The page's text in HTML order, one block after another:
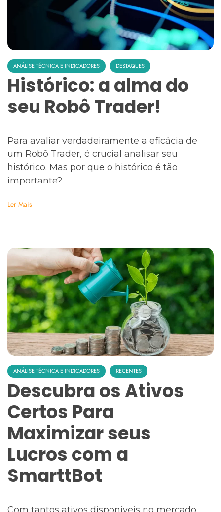
ANÁLISE TÉCNICA E INDICADORES DESTAQUES
Histórico: a alma do
seu Robô Trader!
Para avaliar verdadeiramente a eficácia de
um Robô Trader, é crucial analisar seu
histórico. Mas por que o histórico é tão
importante?
Ler Mais
ANÁLISE TÉCNICA E INDICADORES RECENTES
Descubra os Ativos
Certos Para
Maximizar seus
Lucros com a
SmarttBot
Com tantos ativos disponíveis no mercado,